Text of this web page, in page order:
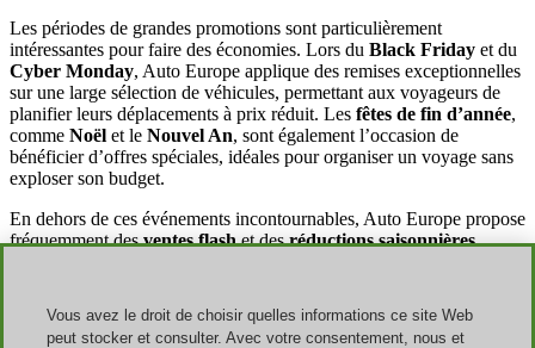
Les périodes de grandes promotions sont particulièrement
intéressantes pour faire des économies. Lors du Black Friday et du
Cyber Monday, Auto Europe applique des remises exceptionnelles
sur une large sélection de véhicules, permettant aux voyageurs de
planifier leurs déplacements à prix réduit. Les fêtes de fin d’année,
comme Noël et le Nouvel An, sont également l’occasion de
bénéficier d’offres spéciales, idéales pour organiser un voyage sans
exploser son budget.
En dehors de ces événements incontournables, Auto Europe propose
fréquemment desventes flashet desréductions saisonnières,
meilleur prix tout en profitant d’un service de qualité.
Vous avez le droit de choisir quelles informations ce site Web
peut stocker et consulter. Avec votre consentement, nous et